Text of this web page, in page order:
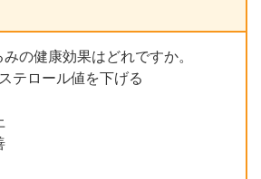
の健康効果はどれですか。
テロール値を下げる